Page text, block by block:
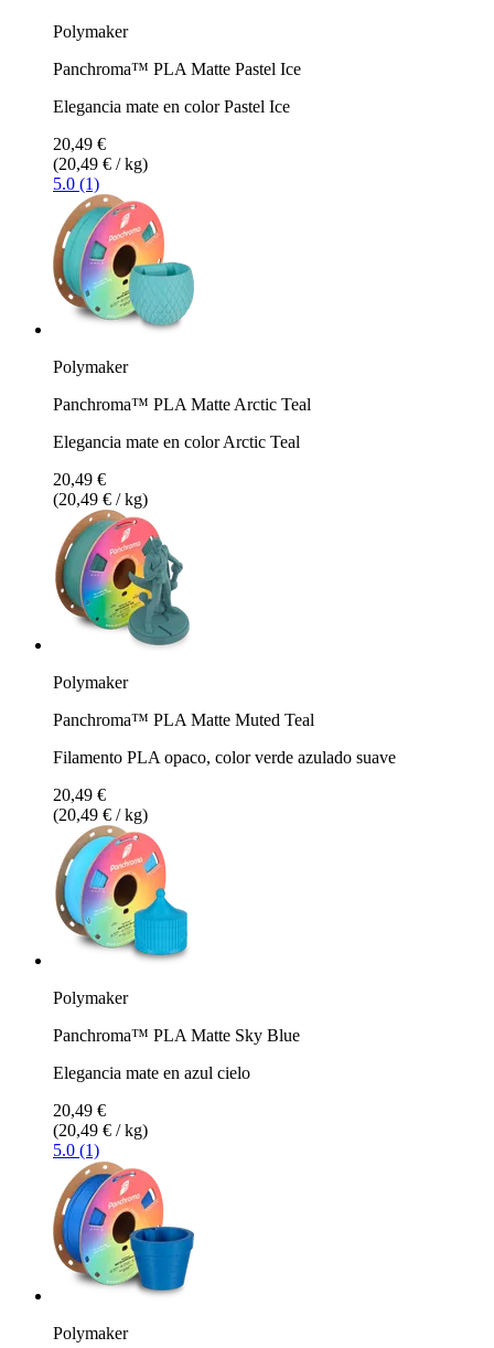
Polymaker
Panchroma™ PLA Matte Pastel Ice
Elegancia mate en color Pastel Ice
20,49 €
(20,49 € / kg)
5.0 (1)
Polymaker
Panchroma™ PLA Matte Arctic Teal
Elegancia mate en color Arctic Teal
20,49 €
(20,49 € / kg)
Polymaker
Panchroma™ PLA Matte Muted Teal
Filamento PLA opaco, color verde azulado suave
20,49 €
(20,49 € / kg)
Polymaker
Panchroma™ PLA Matte Sky Blue
Elegancia mate en azul cielo
20,49 €
(20,49 € / kg)
5.0 (1)
Polymaker